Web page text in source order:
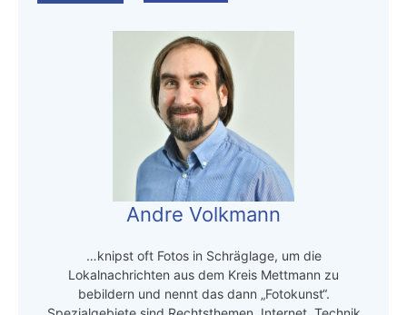
Andre Volkmann
…knipst oft Fotos in Schräglage, um die
Lokalnachrichten aus dem Kreis Mettmann zu
bebildern und nennt das dann „Fotokunst“.